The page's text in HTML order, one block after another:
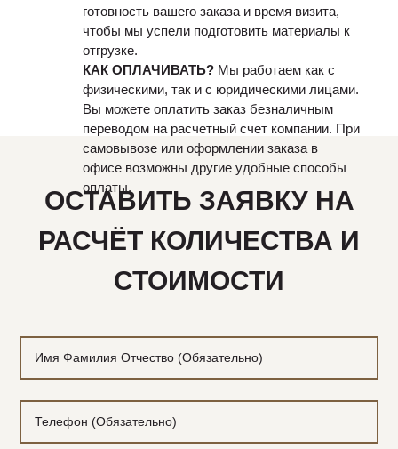
готовность вашего заказа и время визита,
чтобы мы успели подготовить материалы к
отгрузке.
КАК ОПЛАЧИВАТЬ? Мы работаем как с
физическими, так и с юридическими лицами.
Вы можете оплатить заказ безналичным
переводом на расчетный счет компании. При
самовывозе или оформлении заказа в
офисе возможны другие удобные способы
оплаты.
ОСТАВИТЬ ЗАЯВКУ НА
РАСЧЁТ КОЛИЧЕСТВА И
СТОИМОСТИ